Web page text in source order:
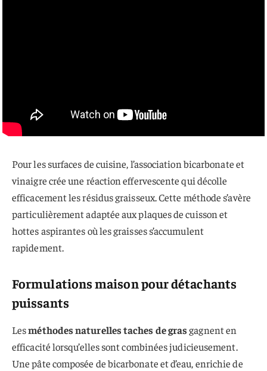
Pour les surfaces de cuisine, l’association bicarbonate et
vinaigre crée une réaction effervescente qui décolle
efficacement les résidus graisseux. Cette méthode s’avère
particulièrement adaptée aux plaques de cuisson et
hottes aspirantes où les graisses s’accumulent
rapidement.
Formulations maison pour détachants
puissants
Lesméthodes naturelles taches de grasgagnent en
efficacité lorsqu’elles sont combinées judicieusement.
Une pâte composée de bicarbonate et d’eau, enrichie de